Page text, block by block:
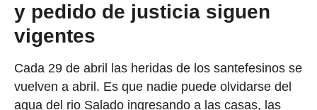
y pedido de justicia siguen
vigentes
Cada 29 de abril las heridas de los santefesinos se
vuelven a abril. Es que nadie puede olvidarse del
agua del rio Salado ingresando a las casas, las